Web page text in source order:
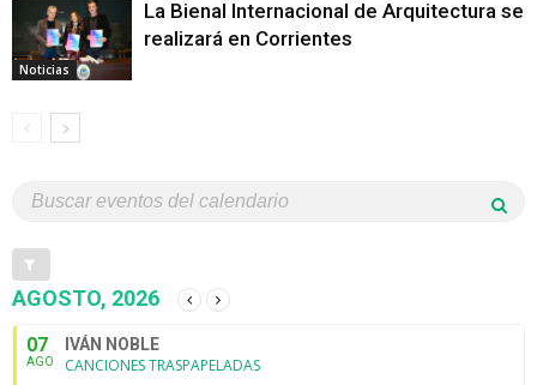
Noticias
La Bienal Internacional de Arquitectura se
realizará en Corrientes
AGOSTO, 2026
07
AGO
IVÁN NOBLE
CANCIONES TRASPAPELADAS